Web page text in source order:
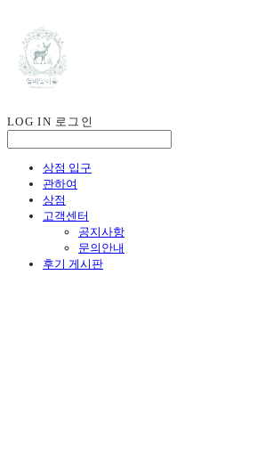
LOG IN 로그인
상점 입구
관하여
상점
고객센터
공지사항
문의안내
후기 게시판